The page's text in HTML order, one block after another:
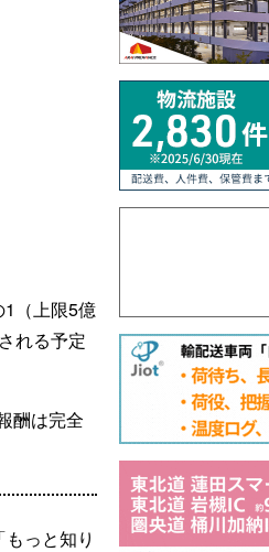
（上限5億
れる予定
酬は完全
っと知り